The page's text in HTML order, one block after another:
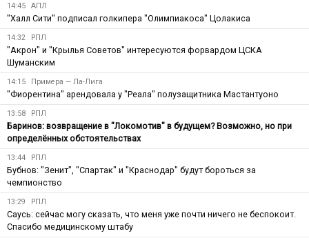
14:45 АПЛ
"Халл Сити" подписал голкипера "Олимпиакоса" Цолакиса
14:32 РПЛ
"Акрон" и "Крылья Советов" интересуются форвардом ЦСКА
Шуманским
14:15 Примера — Ла-Лига
"Фиорентина" арендовала у "Реала" полузащитника Мастантуоно
13:58 РПЛ
Баринов: возвращение в "Локомотив" в будущем? Возможно, но при
определённых обстоятельствах
13:44 РПЛ
Бубнов: "Зенит", "Спартак" и "Краснодар" будут бороться за
чемпионство
13:29 РПЛ
Саусь: сейчас могу сказать, что меня уже почти ничего не беспокоит.
Спасибо медицинскому штабу